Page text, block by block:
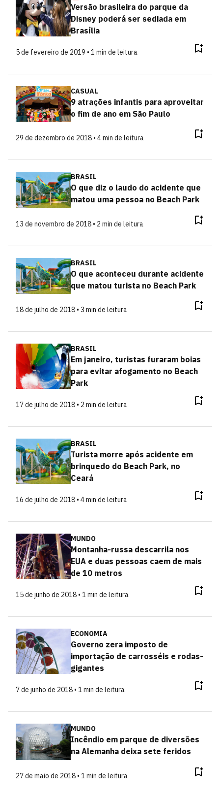
Versão brasileira do parque da
Disney poderá ser sediada em
Brasília
5 de fevereiro de 2019 • 1 min de leitura
CASUAL
9 atrações infantis para aproveitar
o fim de ano em São Paulo
29 de dezembro de 2018 • 4 min de leitura
BRASIL
O que diz o laudo do acidente que
matou uma pessoa no Beach Park
13 de novembro de 2018 • 2 min de leitura
BRASIL
O que aconteceu durante acidente
que matou turista no Beach Park
18 de julho de 2018 • 3 min de leitura
BRASIL
Em janeiro, turistas furaram boias
para evitar afogamento no Beach
Park
17 de julho de 2018 • 2 min de leitura
BRASIL
Turista morre após acidente em
brinquedo do Beach Park, no
Ceará
16 de julho de 2018 • 4 min de leitura
MUNDO
Montanha-russa descarrila nos
EUA e duas pessoas caem de mais
de 10 metros
15 de junho de 2018 • 1 min de leitura
ECONOMIA
Governo zera imposto de
importação de carrosséis e rodas-
gigantes
7 de junho de 2018 • 1 min de leitura
MUNDO
Incêndio em parque de diversões
na Alemanha deixa sete feridos
27 de maio de 2018 • 1 min de leitura